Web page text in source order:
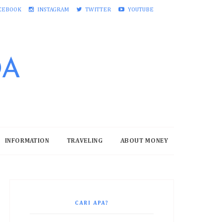
INSTAGRAM TWITTER YOUTUBE
INFORMATION TRAVELING ABOUT MONEY
CARI APA?